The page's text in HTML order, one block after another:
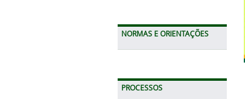
NORMAS E ORIENTAÇÕES
PROCESSOS